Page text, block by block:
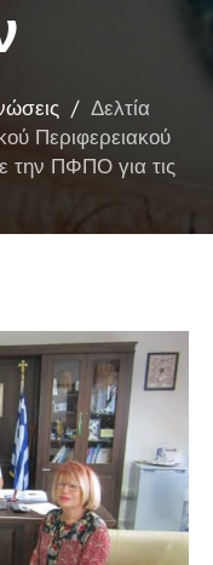
/ Δελτία
Περιφερειακού
την ΠΦΠΟ για τις